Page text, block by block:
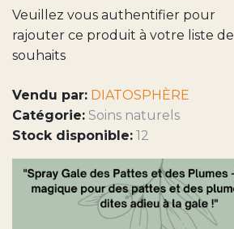
Veuillez vous authentifier pour
rajouter ce produit à votre liste de
souhaits
Vendu par: DIATOSPHÈRE
Catégorie: Soins naturels
Stock disponible: 12